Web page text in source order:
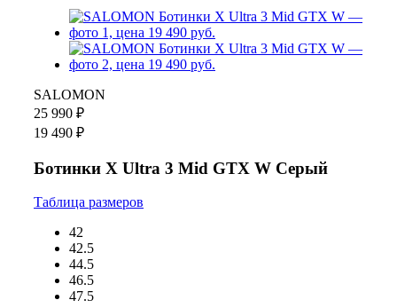
SALOMON
25 990 ₽
19 490 ₽
Ботинки X Ultra 3 Mid GTX W Серый
Таблица размеров
42
42.5
44.5
46.5
47.5